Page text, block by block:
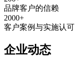
品牌客户的信赖
2000+
客户案例与实施认可
企业动态